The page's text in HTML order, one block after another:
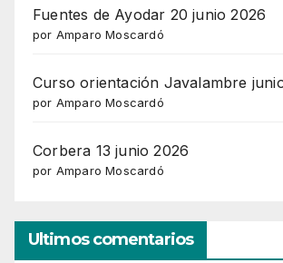
Fuentes de Ayodar 20 junio 2026
por Amparo Moscardó
Curso orientación Javalambre
por Amparo Moscardó
Corbera 13 junio 2026
por Amparo Moscardó
Ultimos comentarios